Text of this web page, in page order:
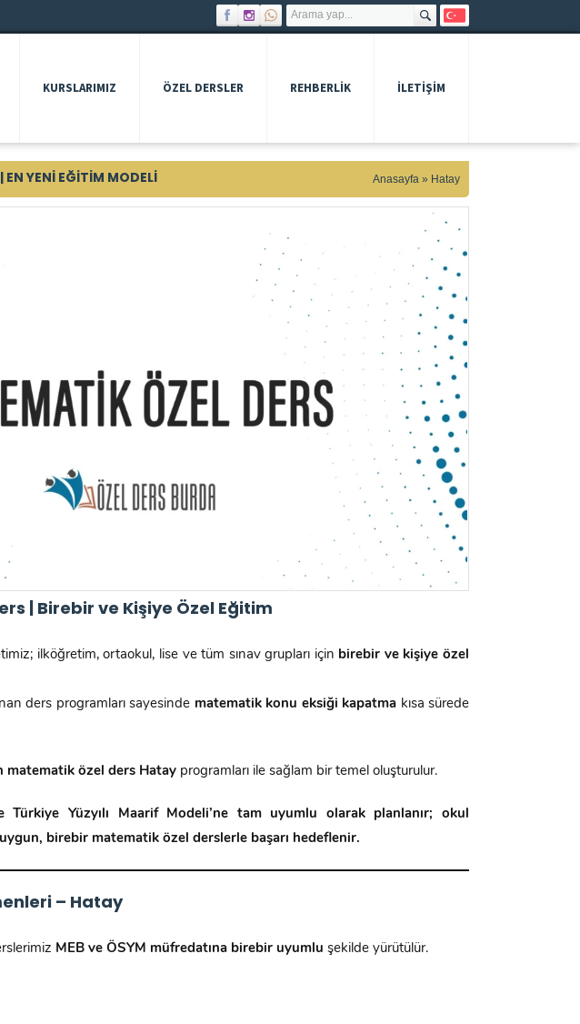
KURSLARIMIZ ÖZEL DERSLER REHBERLIK İLETİŞİM
EN YENI EĞITIM MODELI Anasayfa » Hatay
| Birebir ve Kişiye Özel Eğitim
ilköğretim, ortaokul, lise ve tüm sınav grupları için birebir ve kişiye özel
ders programları sayesinde matematik konu eksiği kapatma kısa sürede
özel ders Hatay programları ile sağlam bir temel oluşturulur.
Türkiye Yüzyılı Maarif Modeli’ne tam uyumlu olarak planlanır; okul
uygun, birebir matematik özel derslerle başarı hedeflenir.
– Hatay
MEB ve ÖSYM müfredatına birebir uyumlu şekilde yürütülür.